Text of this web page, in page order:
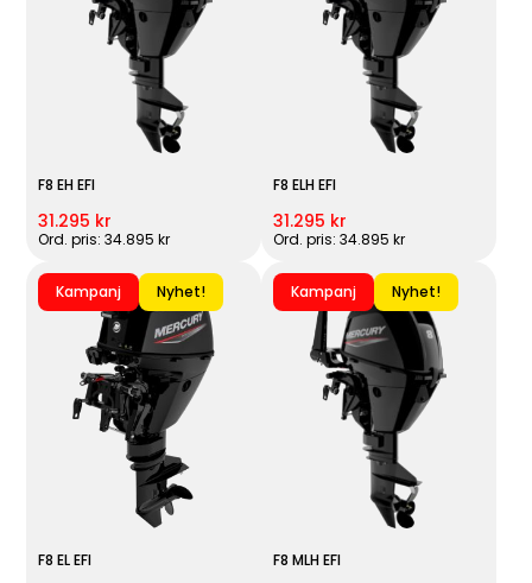
F8 EH EFI
31.295 kr
Ord. pris: 34.895 kr
F8 ELH EFI
31.295 kr
Ord. pris: 34.895 kr
Kampanj Nyhet!
F8 EL EFI
Kampanj Nyhet!
F8 MLH EFI